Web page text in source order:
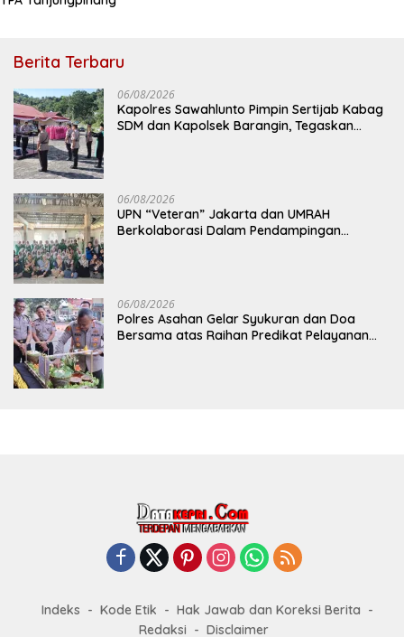
Berita Terbaru
06/08/2026
Kapolres Sawahlunto Pimpin Sertijab Kabag
SDM dan Kapolsek Barangin, Tegaskan
06/08/2026
UPN “Veteran” Jakarta dan UMRAH
Berkolaborasi Dalam Pendampingan
06/08/2026
Polres Asahan Gelar Syukuran dan Doa
Bersama atas Raihan Predikat Pelayanan
Indeks Kode Etik
Hak Jawab dan Koreksi Berita
Redaksi
Disclaimer